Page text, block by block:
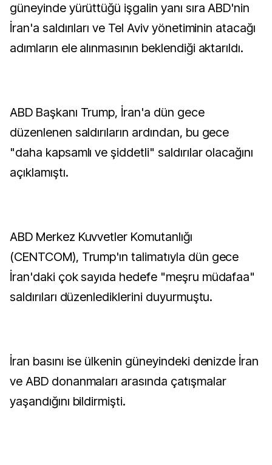
güneyinde yürüttüğü işgalin yanı sıra ABD'nin
İran'a saldırıları ve Tel Aviv yönetiminin atacağı
adımların ele alınmasının beklendiği aktarıldı.
ABD Başkanı Trump, İran'a dün gece
düzenlenen saldırıların ardından, bu gece
"daha kapsamlı ve şiddetli" saldırılar olacağını
açıklamıştı.
ABD Merkez Kuvvetler Komutanlığı
(CENTCOM), Trump'ın talimatıyla dün gece
İran'daki çok sayıda hedefe "meşru müdafaa"
saldırıları düzenlediklerini duyurmuştu.
İran basını ise ülkenin güneyindeki denizde İran
ve ABD donanmaları arasında çatışmalar
yaşandığını bildirmişti.